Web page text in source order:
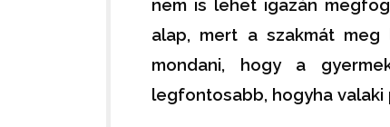
nem is lehet igazán
alap, mert a szakmát
mondani, hogy a
legfontosabb, hogyha